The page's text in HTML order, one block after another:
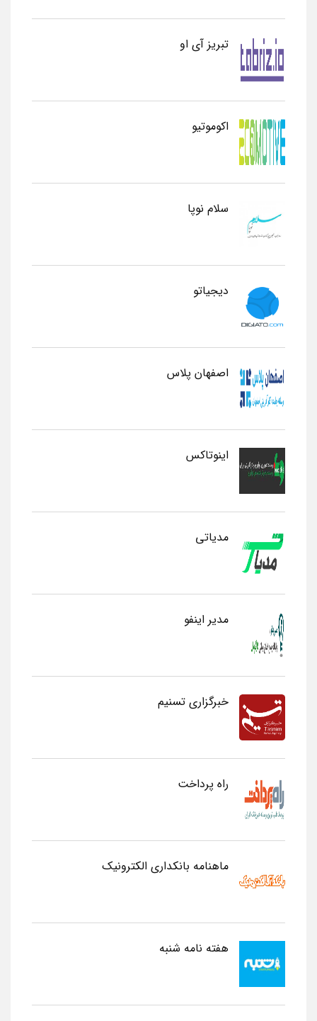
تبریز آی او
اکوموتیو
سلام نوپا
دیجیاتو
اصفهان پلاس
اینوتاکس
مدیاتی
مدیر اینفو
خبرگزاری تسنیم
راه پرداخت
ماهنامه بانکداری الکترونیک
هفته نامه شنبه